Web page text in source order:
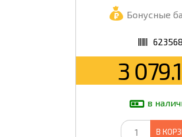
ШКОЛА
Бонусные
623568
3
в
В